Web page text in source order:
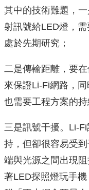
其中的技術難題，
射訊號給LED燈，
處於先期研究；
二是傳輸距離，要
來保證Li-Fi網路，
也需要工程方案的持
三是訊號干擾。Li-
持，但卻很容易受
端與光源之間出現
著LED探照燈玩手